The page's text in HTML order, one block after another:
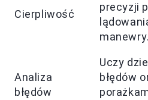
Cierpliwość
precyzji
manewry.
Analiza
błędów
Uczy
błędów